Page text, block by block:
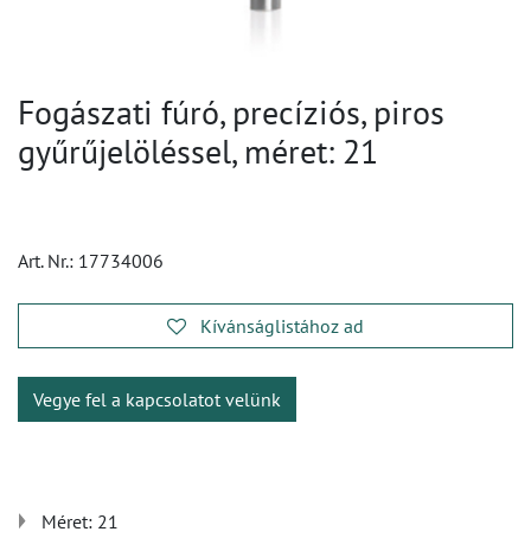
Fogászati fúró, precíziós, piros
gyűrűjelöléssel, méret: 21
Art. Nr.: 17734006
Kívánságlistához ad
Vegye fel a kapcsolatot velünk
Méret: 21